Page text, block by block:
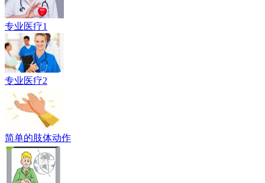
专业医疗1
专业医疗2
简单的肢体动作